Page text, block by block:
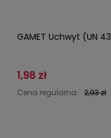
GAMET Uchwyt (UN
1,98 zł
Cena regularna: 2,93 zł